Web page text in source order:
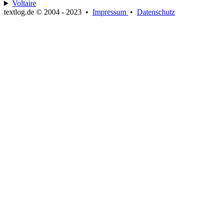
Voltaire
textlog.de © 2004 - 2023 • Impressum • Datenschutz